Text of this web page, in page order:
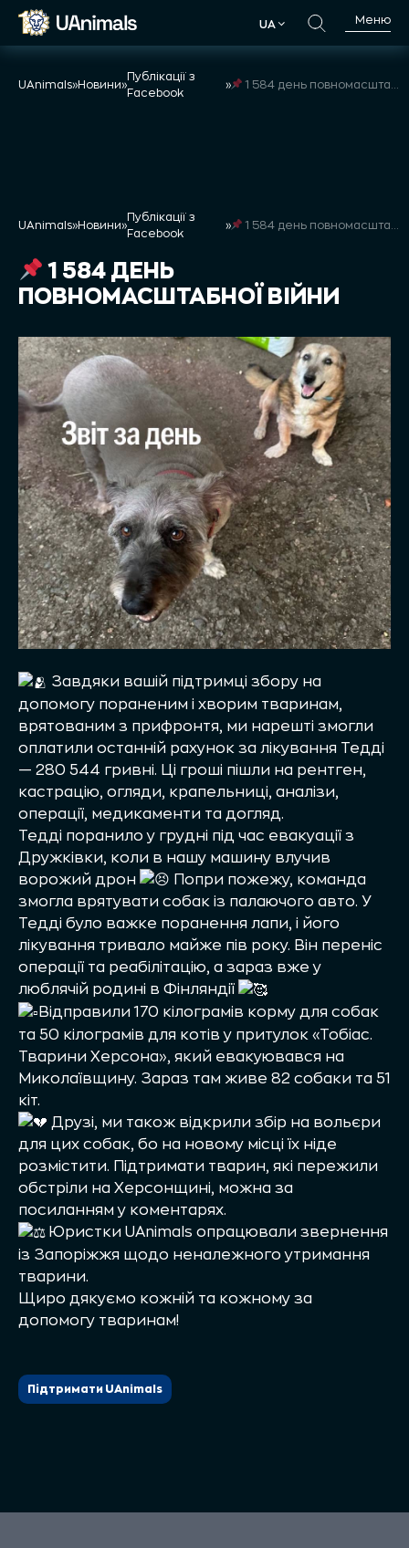
Skip
UA
Меню
UAnimals»Новини»
Публікації з
Facebook
» 1 584 день повномасштабної війни
UAnimals»Новини»
Публікації з
Facebook
» 1 584 день повномасштабної війни
1 584 ДЕНЬ
ПОВНОМАСШТАБНОЇ ВІЙНИ
Завдяки вашій підтримці збору на
допомогу пораненим і хворим тваринам,
врятованим з прифронтя, ми нарешті змогли
оплатили останній рахунок за лікування Тедді
— 280 544 гривні. Ці гроші пішли на рентген,
кастрацію, огляди, крапельниці, аналізи,
операції, медикаменти та догляд.
Тедді поранило у грудні під час евакуації з
Дружківки, коли в нашу машину влучив
ворожий дрон
Попри пожежу, команда
змогла врятувати собак із палаючого авто. У
Тедді було важке поранення лапи, і його
лікування тривало майже пів року. Він переніс
операції та реабілітацію, а зараз вже у
люблячій родині в Фінляндії
Відправили 170 кілограмів корму для собак
та 50 кілограмів для котів у притулок «Тобіас.
Тварини Херсона», який евакуювався на
Миколаївщину. Зараз там живе 82 собаки та 51
кіт.
Друзі, ми також відкрили збір на вольєри
для цих собак, бо на новому місці їх ніде
розмістити. Підтримати тварин, які пережили
обстріли на Херсонщині, можна за
посиланням у коментарях.
Юристки UAnimals опрацювали звернення
із Запоріжжя щодо неналежного утримання
тварини.
Щиро дякуємо кожній та кожному за
допомогу тваринам!
Підтримати UAnimals